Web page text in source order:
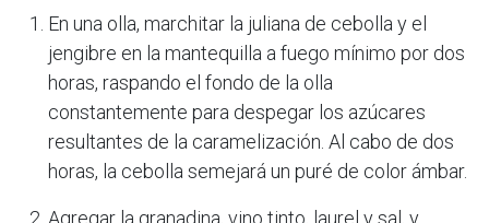
En una olla, marchitar la juliana de cebolla y el
jengibre en la mantequilla a fuego mínimo por dos
horas, raspando el fondo de la olla
constantemente para despegar los azúcares
resultantes de la caramelización. Al cabo de dos
horas, la cebolla semejará un puré de color ámbar.
Agregar la granadina, vino tinto, laurel y sal, y